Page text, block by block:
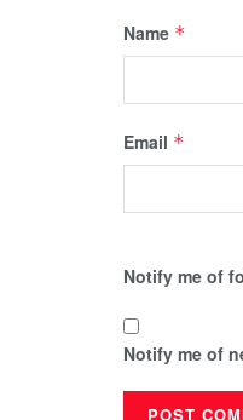
Name *
Email *
Notify me of
Notify me of